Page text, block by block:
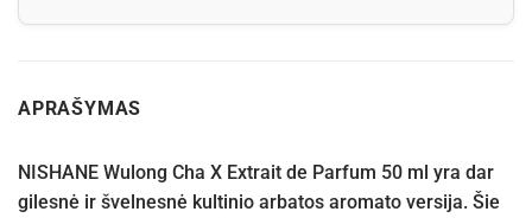
APRAŠYMAS
NISHANE Wulong Cha X Extrait de Parfum 50 ml yra dar
gilesnė ir švelnesnė kultinio arbatos aromato versija. Šie